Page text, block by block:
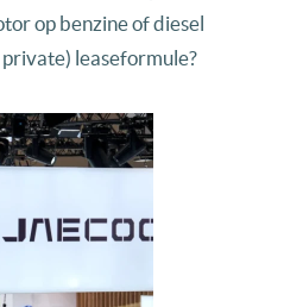
op benzine of diesel
private) leaseformule?